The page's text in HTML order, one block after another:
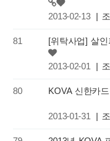
2013-02-13 |
81
2013-02-01 |
80 KOVA 신한카
2013-01-31 |